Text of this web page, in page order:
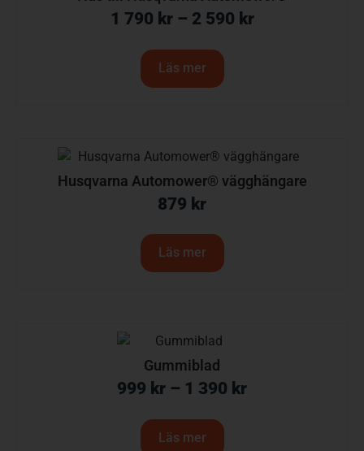
1 790 kr – 2 590 kr
Läs mer
Husqvarna Automower® vägghängare
879 kr
Läs mer
Gummiblad
999 kr – 1 390 kr
Läs mer